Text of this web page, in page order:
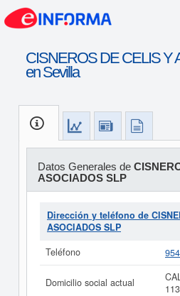
CISNEROS DE CELIS Y
en Sevilla
Datos Generales de
ASOCIADOS SLP
Dirección y teléfono de
ASOCIADOS SLP
Teléfono
Domicilio social actual
113